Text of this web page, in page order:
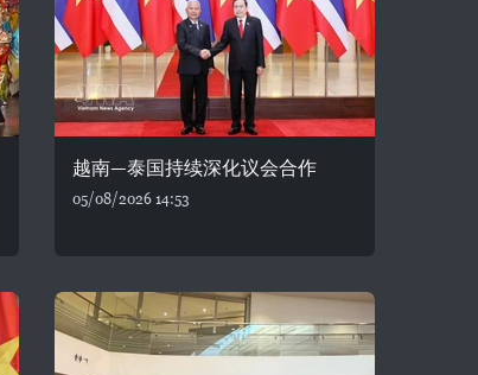
越南—泰国持续深化议会合作
05/08/2026 14:53